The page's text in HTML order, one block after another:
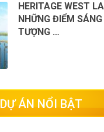
HERITAGE WEST
NHỮNG ĐIỂM
TƯỢNG …
DỰ ÁN NỔI BẬT